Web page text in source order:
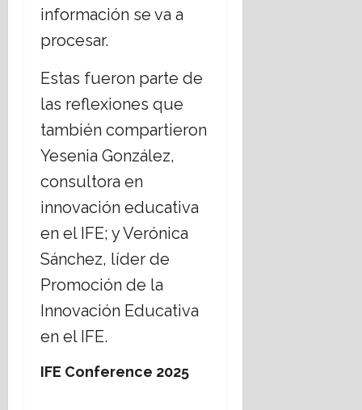
información se va a
procesar.
Estas fueron parte de
las reflexiones que
también compartieron
Yesenia González,
consultora en
innovación educativa
en el IFE; y Verónica
Sánchez, líder de
Promoción de la
Innovación Educativa
en el IFE.
IFE Conference 2025